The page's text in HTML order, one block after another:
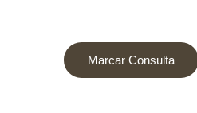
Marcar Consulta